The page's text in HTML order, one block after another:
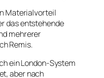
Materialvorteil
das entstehende
mehrerer
Remis.
ein London-System
aber nach